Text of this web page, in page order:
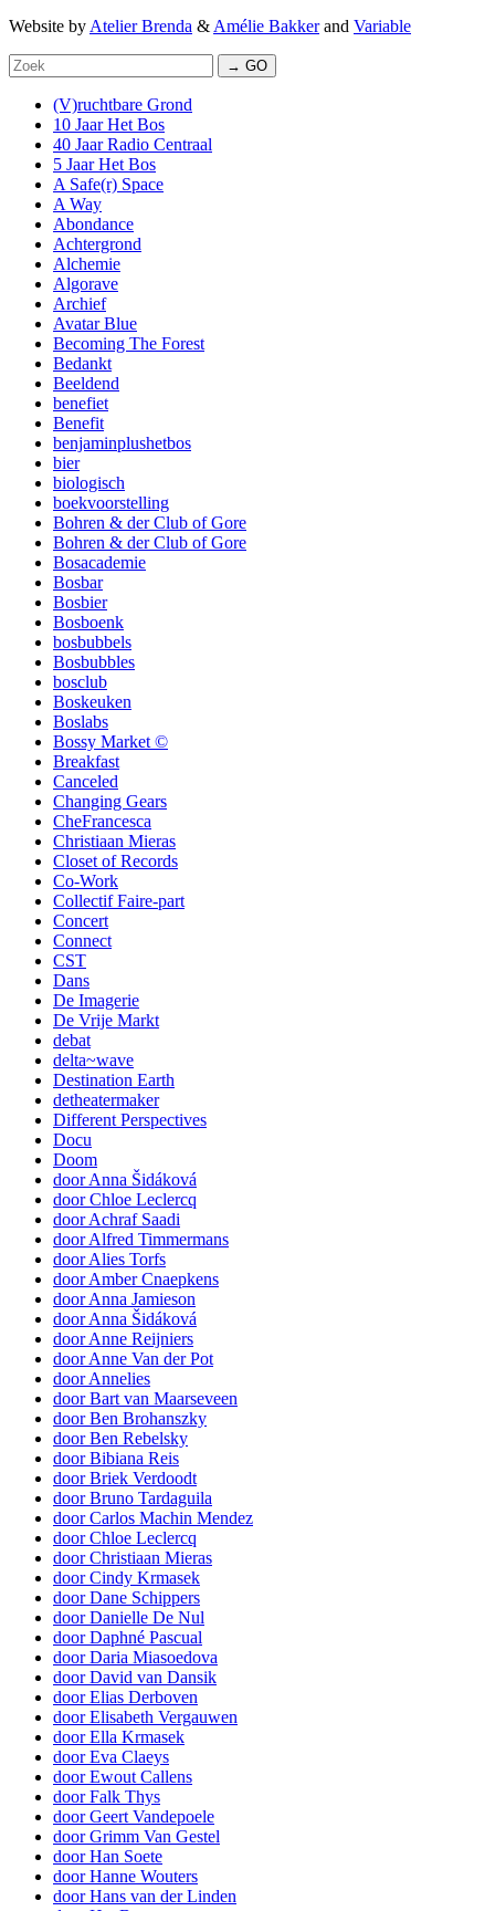
Website byAtelier Brenda &Amélie Bakkerand Variable
→ GO
(V)ruchtbare Grond
10 Jaar Het Bos
40 Jaar Radio Centraal
5 Jaar Het Bos
A Safe(r) Space
A Way
Abondance
Achtergrond
Alchemie
Algorave
Archief
Avatar Blue
Becoming The Forest
Bedankt
Beeldend
benefiet
Benefit
benjaminplushetbos
bier
biologisch
boekvoorstelling
Bohren & der Club of Gore
Bohren & der Club of Gore
Bosacademie
Bosbar
Bosbier
Bosboenk
bosbubbels
Bosbubbles
bosclub
Boskeuken
Boslabs
Bossy Market ©
Breakfast
Canceled
Changing Gears
CheFrancesca
Christiaan Mieras
Closet of Records
Co-Work
Collectif Faire-part
Concert
Connect
CST
Dans
De Imagerie
De Vrije Markt
debat
delta~wave
Destination Earth
detheatermaker
Different Perspectives
Docu
Doom
door Anna Šidáková
door Chloe Leclercq
door Achraf Saadi
door Alfred Timmermans
door Alies Torfs
door Amber Cnaepkens
door Anna Jamieson
door Anna Šidáková
door Anne Reijniers
door Anne Van der Pot
door Annelies
door Bart van Maarseveen
door Ben Brohanszky
door Ben Rebelsky
door Bibiana Reis
door Briek Verdoodt
door Bruno Tardaguila
door Carlos Machin Mendez
door Chloe Leclercq
door Christiaan Mieras
door Cindy Krmasek
door Dane Schippers
door Danielle De Nul
door Daphné Pascual
door Daria Miasoedova
door David van Dansik
door Elias Derboven
door Elisabeth Vergauwen
door Ella Krmasek
door Eva Claeys
door Ewout Callens
door Falk Thys
door Geert Vandepoele
door Grimm Van Gestel
door Han Soete
door Hanne Wouters
door Hans van der Linden